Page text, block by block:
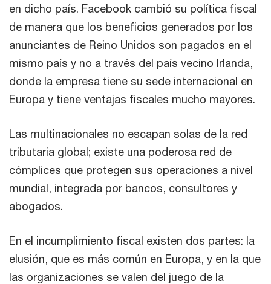
en dicho país. Facebook cambió su política fiscal
de manera que los beneficios generados por los
anunciantes de Reino Unidos son pagados en el
mismo país y no a través del país vecino Irlanda,
donde la empresa tiene su sede internacional en
Europa y tiene ventajas fiscales mucho mayores.
Las multinacionales no escapan solas de la red
tributaria global; existe una poderosa red de
cómplices que protegen sus operaciones a nivel
mundial, integrada por bancos, consultores y
abogados.
En el incumplimiento fiscal existen dos partes: la
elusión, que es más común en Europa, y en la que
las organizaciones se valen del juego de la